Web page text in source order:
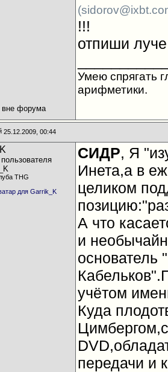
!!!
отпиши
Умею спрягать
арифметики.
25.12.2009, 00:44
THG
CИДР, Я
Инета,а в
целиком
А что
и
учётом
Куда
передачи и